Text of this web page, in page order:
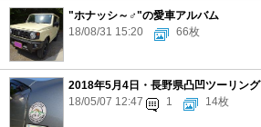
"ホナッシ～♂"の愛車アルバム
18/08/31 15:20
66枚
2018年5月4日・長野県凸凹ツーリング
18/05/07 12:47
1 14枚